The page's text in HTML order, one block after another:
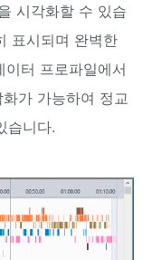
시각화할 수 있습
표시되며 완벽한
터 프로파일에서
가 가능하여 정교
습니다.